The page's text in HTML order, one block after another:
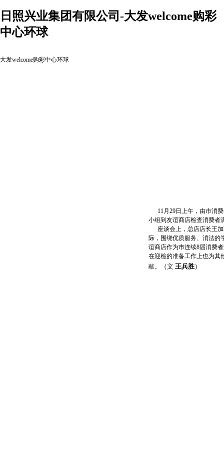
日照兴业集团有限公司-大发welcome购彩
中心环球
大发welcome购彩中心环球
11月29日上午，由市消费
小组到友谊商店检查消费者
座谈会上，总店店长王加
际，围绕优质服务、消法的
谊商店作为市连续8届消费
在迎检的准备工作上也为其
献。
（文 王兵胜）